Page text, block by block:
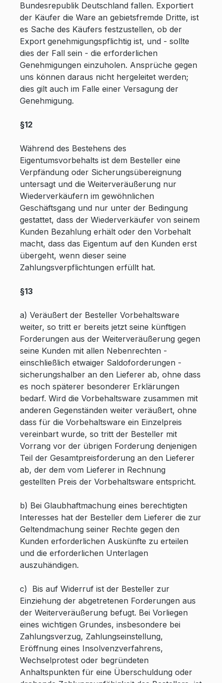
Bundesrepublik Deutschland fallen. Exportiert
der Käufer die Ware an gebietsfremde Dritte, ist
es Sache des Käufers festzustellen, ob der
Export genehmigungspflichtig ist, und - sollte
dies der Fall sein - die erforderlichen
Genehmigungen einzuholen. Ansprüche gegen
uns können daraus nicht hergeleitet werden;
dies gilt auch im Falle einer Versagung der
Genehmigung.
§12
Während des Bestehens des
Eigentumsvorbehalts ist dem Besteller eine
Verpfändung oder Sicherungsübereignung
untersagt und die Weiterveräußerung nur
Wiederverkäufern im gewöhnlichen
Geschäftsgang und nur unter der Bedingung
gestattet, dass der Wiederverkäufer von seinem
Kunden Bezahlung erhält oder den Vorbehalt
macht, dass das Eigentum auf den Kunden erst
übergeht, wenn dieser seine
Zahlungsverpflichtungen erfüllt hat.
§13
a) Veräußert der Besteller Vorbehaltsware
weiter, so tritt er bereits jetzt seine künftigen
Forderungen aus der Weiterveräußerung gegen
seine Kunden mit allen Nebenrechten -
einschließlich etwaiger Saldoforderungen -
sicherungshalber an den Lieferer ab, ohne dass
es noch späterer besonderer Erklärungen
bedarf. Wird die Vorbehaltsware zusammen mit
anderen Gegenständen weiter veräußert, ohne
dass für die Vorbehaltsware ein Einzelpreis
vereinbart wurde, so tritt der Besteller mit
Vorrang vor der übrigen Forderung denjenigen
Teil der Gesamtpreisforderung an den Lieferer
ab, der dem vom Lieferer in Rechnung
gestellten Preis der Vorbehaltsware entspricht.
b) Bei Glaubhaftmachung eines berechtigten
Interesses hat der Besteller dem Lieferer die zur
Geltendmachung seiner Rechte gegen den
Kunden erforderlichen Auskünfte zu erteilen
und die erforderlichen Unterlagen
auszuhändigen.
c) Bis auf Widerruf ist der Besteller zur
Einziehung der abgetretenen Forderungen aus
der Weiterveräußerung befugt. Bei Vorliegen
eines wichtigen Grundes, insbesondere bei
Zahlungsverzug, Zahlungseinstellung,
Eröffnung eines Insolvenzverfahrens,
Wechselprotest oder begründeten
Anhaltspunkten für eine Überschuldung oder